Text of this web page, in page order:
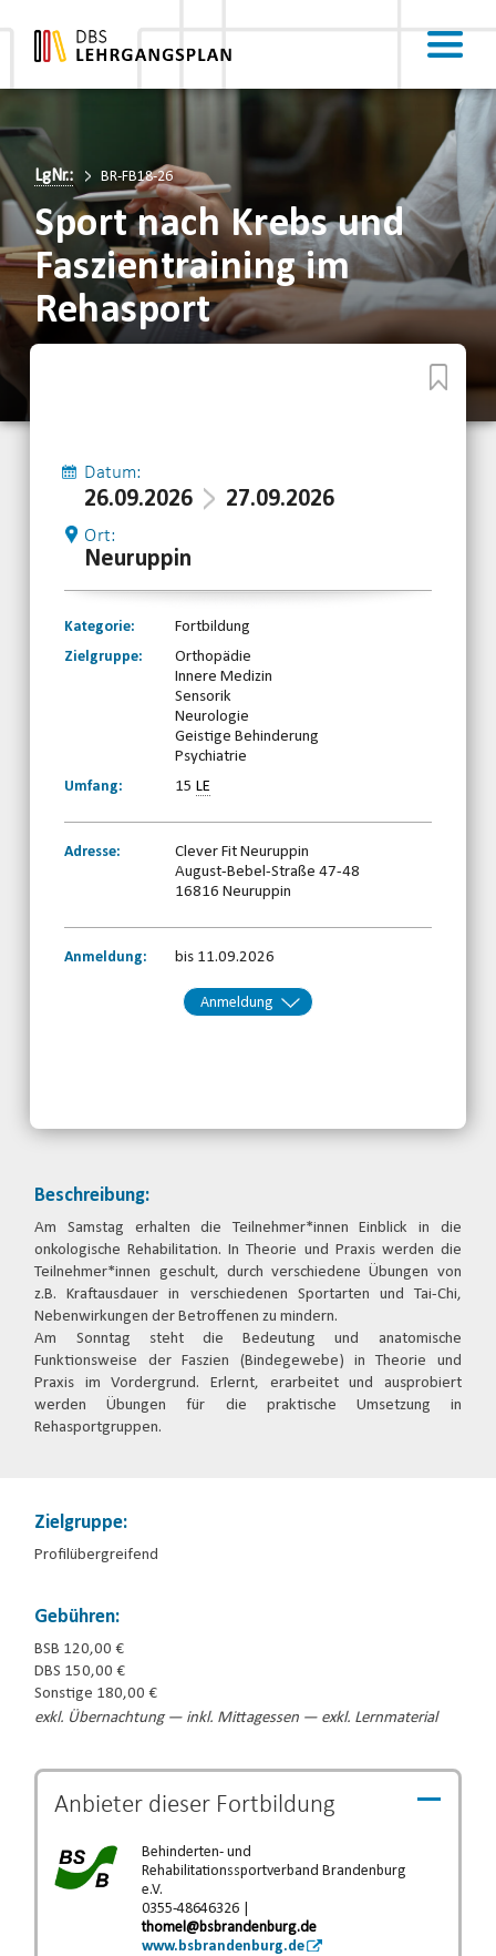
LgNr.: BR-FB18-26
Sport nach Krebs und
Faszientraining im
Rehasport
Datum:
26.09.2026 27.09.2026
Ort:
Neuruppin
Kategorie:
Fortbildung
Zielgruppe:
Orthopädie
Innere Medizin
Sensorik
Neurologie
Geistige Behinderung
Psychiatrie
Umfang:
15 LE
Adresse:
Clever Fit Neuruppin
August-Bebel-Straße 47-48
16816 Neuruppin
Anmeldung: bis 11.09.2026
Anmeldung
Email
Beschreibung:
Am Samstag erhalten die Teilnehmer*innen Einblick in die
onkologische Rehabilitation. In Theorie und Praxis werden die
Teilnehmer*innen geschult, durch verschiedene Übungen von
z.B. Kraftausdauer in verschiedenen Sportarten und Tai-Chi,
Nebenwirkungen der Betroffenen zu mindern.
Am Sonntag steht die Bedeutung und anatomische
Funktionsweise der Faszien (Bindegewebe) in Theorie und
Praxis im Vordergrund. Erlernt, erarbeitet und ausprobiert
werden Übungen für die praktische Umsetzung in
Rehasportgruppen.
Zielgruppe:
Profilübergreifend
Gebühren:
BSB 120,00 €
DBS 150,00 €
Sonstige 180,00 €
exkl. Übernachtung — inkl. Mittagessen — exkl. Lernmaterial
Anbieter dieser Fortbildung
Behinderten- und
Rehabilitationssportverband Brandenburg
e.V.
0355-48646326 |
thomel@bsbrandenburg.de
www.bsbrandenburg.de